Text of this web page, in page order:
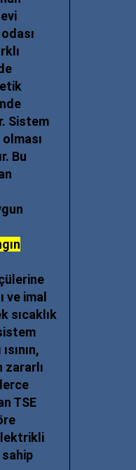
Sistem
Bu
ve imal
sıcaklık
zararlı
TSE